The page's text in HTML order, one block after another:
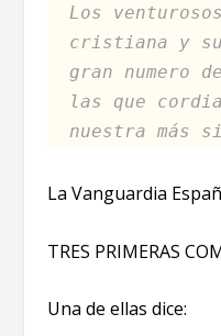
Los
cristiana y
gran numero
las que
nuestra más
La Vanguardia
TRES PRIMERAS
Una de ellas dice: